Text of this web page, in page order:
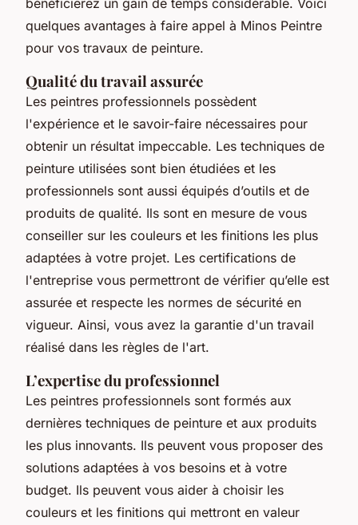
quelques avantages à faire appel à Minos Peintre
pour vos travaux de peinture.
Qualité du travail assurée
Les peintres professionnels possèdent
l'expérience et le savoir-faire nécessaires pour
obtenir un résultat impeccable. Les techniques de
peinture utilisées sont bien étudiées et les
professionnels sont aussi équipés d’outils et de
produits de qualité. Ils sont en mesure de vous
conseiller sur les couleurs et les finitions les plus
adaptées à votre projet. Les certifications de
l'entreprise vous permettront de vérifier qu’elle est
assurée et respecte les normes de sécurité en
vigueur. Ainsi, vous avez la garantie d'un travail
réalisé dans les règles de l'art.
L’expertise du professionnel
Les peintres professionnels sont formés aux
dernières techniques de peinture et aux produits
les plus innovants. Ils peuvent vous proposer des
solutions adaptées à vos besoins et à votre
budget. Ils peuvent vous aider à choisir les
couleurs et les finitions qui mettront en valeur